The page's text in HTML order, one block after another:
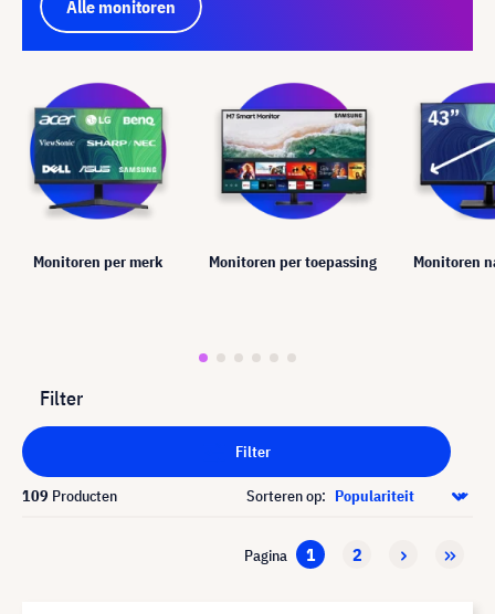
Alle monitoren
Monitoren per merk Monitoren per toepassing Monitoren
Filter
Filter
109 Producten Sorteren op:
Pagina 1 2